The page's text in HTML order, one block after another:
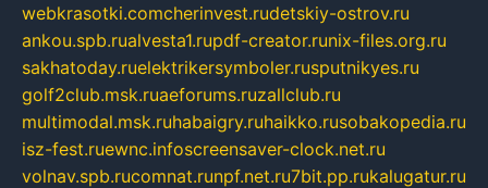
webkrasotki.comcherinvest.rudetskiy-ostrov.ru
ankou.spb.rualvesta1.rupdf-creator.runix-files.org.ru
sakhatoday.ruelektrikersymboler.rusputnikyes.ru
golf2club.msk.ruaeforums.ruzallclub.ru
multimodal.msk.ruhabaigry.ruhaikko.rusobakopedia.ru
isz-fest.ruewnc.infoscreensaver-clock.net.ru
volnav.spb.rucomnat.runpf.net.ru7bit.pp.rukalugatur.ru